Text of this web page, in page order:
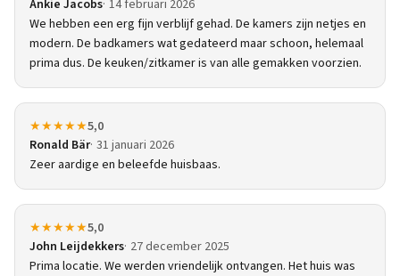
Ankie Jacobs 14 februari 2026
We hebben een erg fijn verblijf gehad. De kamers zijn netjes en
modern. De badkamers wat gedateerd maar schoon, helemaal
prima dus. De keuken/zitkamer is van alle gemakken voorzien.
★★★★★5,0
Ronald Bär 31 januari 2026
Zeer aardige en beleefde huisbaas.
★★★★★5,0
John Leijdekkers 27 december 2025
Prima locatie. We werden vriendelijk ontvangen. Het huis was